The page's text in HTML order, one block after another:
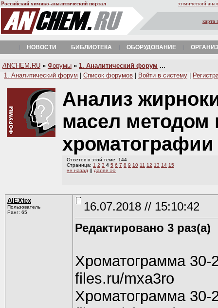
Российский химико-аналитический портал химический
карта
НОВОСТИ БИБЛИОТЕКА ОБОРУДОВАНИЕ
A NCHEM.RU » Форумы » 1. Аналитический форум ...
1. Аналитический форум
Список форумов Войти в систему
Анализ
масел методом
Ответов в этой теме: 144
Страница: 1 2 3 4 5 6 7 8 9 10 11 12 13 14 15
«« назад || далее »»
AlEXtex
Пользователь
Ранг: 65
16.07.2018 // 15:10:42
Редактировано 3 раз(а)
Хроматограмма
files.ru/mxa3ro
Хроматограмма